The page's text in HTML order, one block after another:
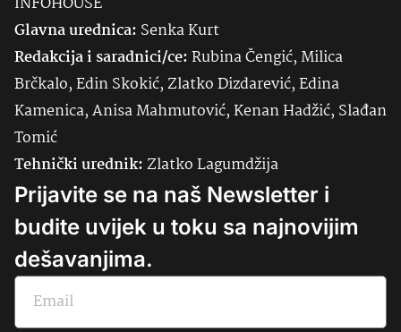
Glavna urednica: SenkaKurt
Redakcija i saradnici/ce:Rubina Čengić, Milica
Brčkalo, Edin Skokić, Zlatko Dizdarević, Edina
Kamenica, Anisa Mahmutović, Kenan Hadžić, Slađan
Tomić
Tehnički urednik:Zlatko Lagumdžija
Prijavite se na naš Newsletter i
budite uvijek u toku sa najnovijim
dešavanjima.